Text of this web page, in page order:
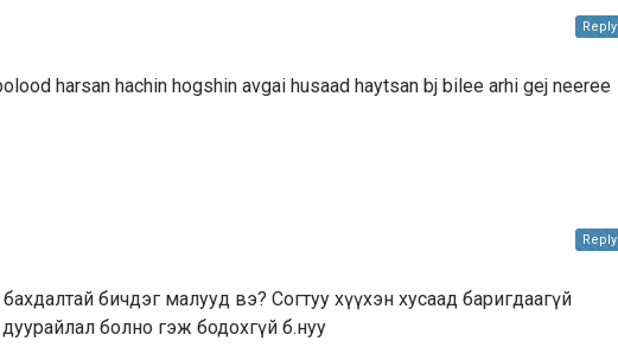
harsan hachin hogshin avgai husaad haytsan bj bilee arhi gej neeree
Reply
бичдэг малууд вэ? Согтуу хүүхэн хусаад баригдаагүй
болно гэж бодохгүй б.нуу
Reply